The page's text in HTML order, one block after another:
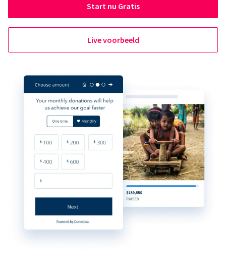
Start nu Gratis
Live voorbeeld